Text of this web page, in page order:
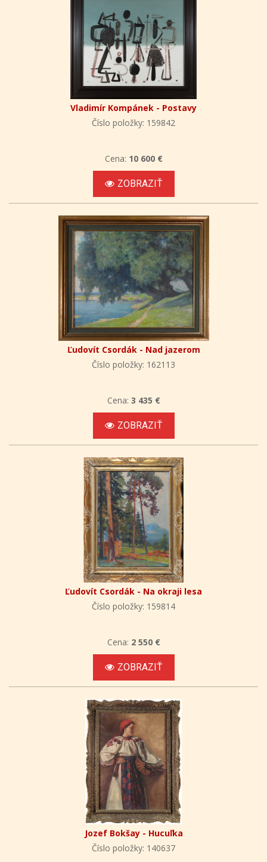
Vladimír Kompánek - Postavy
Číslo položky: 159842
Cena: 10 600 €
ZOBRAZIŤ
Ľudovít Csordák - Nad jazerom
Číslo položky: 162113
Cena: 3 435 €
ZOBRAZIŤ
Ľudovít Csordák - Na okraji lesa
Číslo položky: 159814
Cena: 2 550 €
ZOBRAZIŤ
Jozef Bokšay - Hucuľka
Číslo položky: 140637